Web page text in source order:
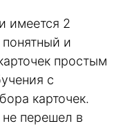
имеется 2
и
простым
с
карточек.
перешел в